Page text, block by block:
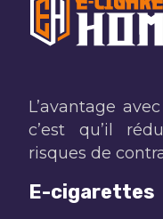
L’avantage
c’est qu’il
risques de
E-cigarettes